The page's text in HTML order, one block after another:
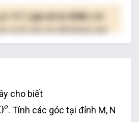
( giá chỉ từ 250K )
và lời giải chi tiết không giới
cho biết
o
o
. Tính các góc tại đỉnh M, N